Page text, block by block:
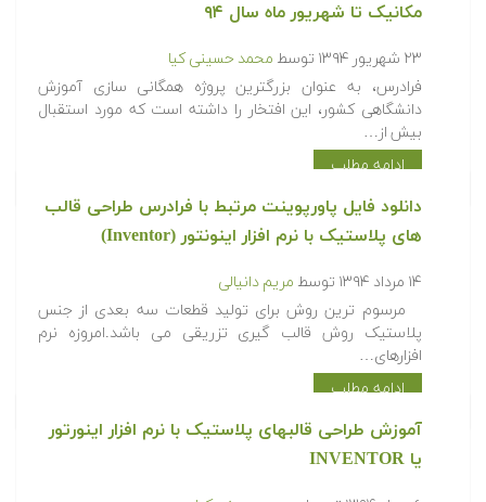
مکانیک تا شهریور ماه سال ۹۴
۲۳ شهریور ۱۳۹۴ توسط محمد حسینی کیا
فرادرس، به عنوان بزرگترین پروژه همگانی سازی آموزش
دانشگاهی کشور، این افتخار را داشته است که مورد استقبال
بیش از…
ادامه مطلب
دانلود فایل پاورپوینت مرتبط با فرادرس طراحی قالب
های پلاستیک با نرم افزار اینونتور (Inventor)
۱۴ مرداد ۱۳۹۴ توسط مریم دانیالی
مرسوم ترین روش برای تولید قطعات سه بعدی از جنس
پلاستیک روش قالب گیری تزریقی می باشد.امروزه نرم
افزارهای…
ادامه مطلب
آموزش طراحی قالبهای پلاستیک با نرم افزار اینورتور
یا INVENTOR